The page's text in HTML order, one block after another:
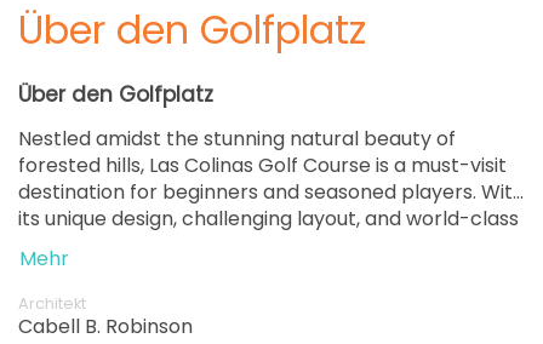
Über den Golfplatz
Über den Golfplatz
Nestled amidst the stunning natural beauty of
forested hills, Las Colinas Golf Course is a must-visit
destination for beginners and seasoned players. With
its unique design, challenging layout, and world-class
facilities, Las Colinas Golf stands out as one of the
finest golf courses in Costa Blanca.
Mehr
Architekt
Cabell B. Robinson